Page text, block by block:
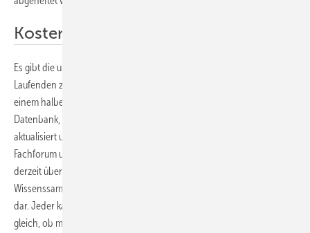
Kostenlose Fachfragendatenbank
Es gibt die unterschiedlichsten Möglichkeiten, sich fachlich auf dem
Laufenden zu halten oder sich auf Prüfungen vorzubereiten. Seit
einem halben Jahr gibt es unter
Datenbank, deren Inhalte im Gegensatz zur Buchversion ständig
aktualisiert und gepflegt werden. Zusammen mit Newsticker,
Fachforum und Chat ist sie eine Informationsquelle erster Güte. Mit
derzeit über 2500 Fragen und Antworten stellt sie die größte
Wissenssammlung für den Sanitär- und Heizungsbereich im Internet
dar. Jeder kann ­diese Datenbank nutzen und Spaß dabei haben. Ganz
gleich, ob man sich auf Prüfungen vorbereiten möchte oder einfach